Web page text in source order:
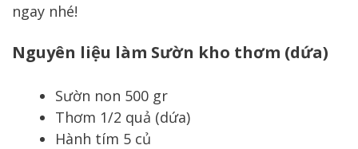
ngay nhé!
Nguyên liệu làm Sườn kho thơm (dứa)
Sườn non 500 gr
Thơm 1/2 quả (dứa)
Hành tím 5 củ